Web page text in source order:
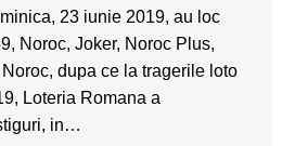
23 iunie 2019, au loc
Noroc, Joker, Noroc Plus,
dupa ce la tragerile loto
Loteria Romana a
in…